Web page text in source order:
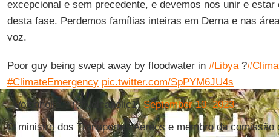
excepcional e sem precedente, e devemos nos unir e
desta fase. Perdemos famílias inteiras em Derna e nas
voz.
Poor guy being swept away by floodwater in #Libya?
#ClimateEmergency pic.twitter.com/SpPYM6JU4s
— Volcaholic ? (@volcaholic1)September 10, 2023
O ministro dos Transportes Aéreos e membro da comissão